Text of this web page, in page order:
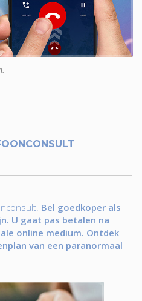
Bel goedkoper als
U gaat pas betalen na
online medium. Ontdek
van een paranormaal